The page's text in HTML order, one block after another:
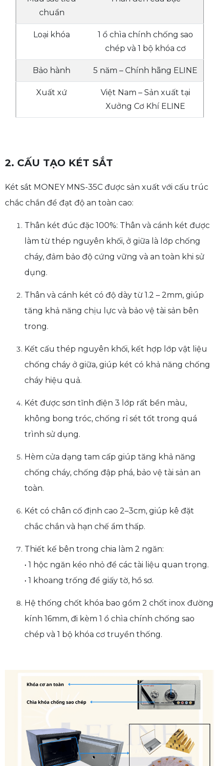
chuẩn
Loại khóa
1 ổ chìa chính chống sao
chép và 1 bộ khóa cơ
Bảo hành 5 năm – Chính hãng ELINE
Xuất xứ
Việt Nam – Sản xuất tại
Xưởng Cơ Khí ELINE
2. CẤU TẠO KÉT SẮT
Két sắt MONEY MNS-35C được sản xuất với cấu trúc
chắc chắn để đạt độ an toàn cao:
Thân két đúc đặc 100%: Thân và cánh két được
làm từ thép nguyên khối, ở giữa là lớp chống
cháy, đảm bảo độ cứng vững và an toàn khi sử
dụng.
Thân và cánh két có độ dày từ 1.2 – 2mm, giúp
tăng khả năng chịu lực và bảo vệ tài sản bên
trong.
Kết cấu thép nguyên khối, kết hợp lớp vật liệu
chống cháy ở giữa, giúp két có khả năng chống
cháy hiệu quả.
Két được sơn tĩnh điện 3 lớp rất bền màu,
không bong tróc, chống rỉ sét tốt trong quá
trình sử dụng.
Hèm cửa dạng tam cấp giúp tăng khả năng
chống cháy, chống đập phá, bảo vệ tài sản an
toàn.
Két có chân cố định cao 2–3cm, giúp kê đặt
chắc chắn và hạn chế ẩm thấp.
Thiết kế bên trong chia làm 2 ngăn:
• 1 hộc ngăn kéo nhỏ để các tài liệu quan trọng.
• 1 khoang trống để giấy tờ, hồ sơ.
Hệ thống chốt khóa bao gồm 2 chốt inox đường
kính 16mm, đi kèm 1 ổ chìa chính chống sao
chép và 1 bộ khóa cơ truyền thống.